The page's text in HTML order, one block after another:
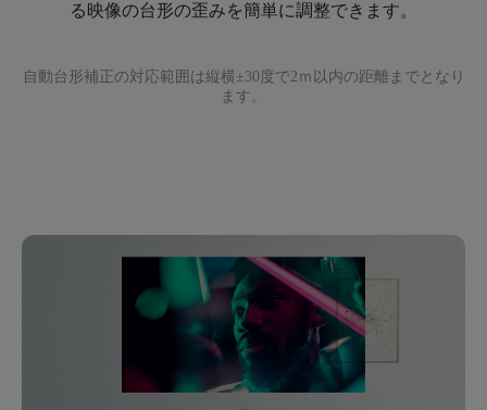
る映像の台形の歪みを簡単に調整できます。
自動台形補正の対応範囲は縦横±30度で2ｍ以内の距離までとなり
ます。